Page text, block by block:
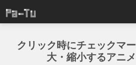
クリック時にチェックマ
大・縮小するアニ